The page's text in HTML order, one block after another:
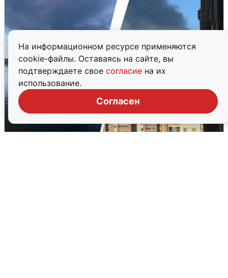
На информационном ресурсе применяются
cookie-файлы. Оставаясь на сайте, вы
подтверждаете свое согласие на их
использование.
Согласен